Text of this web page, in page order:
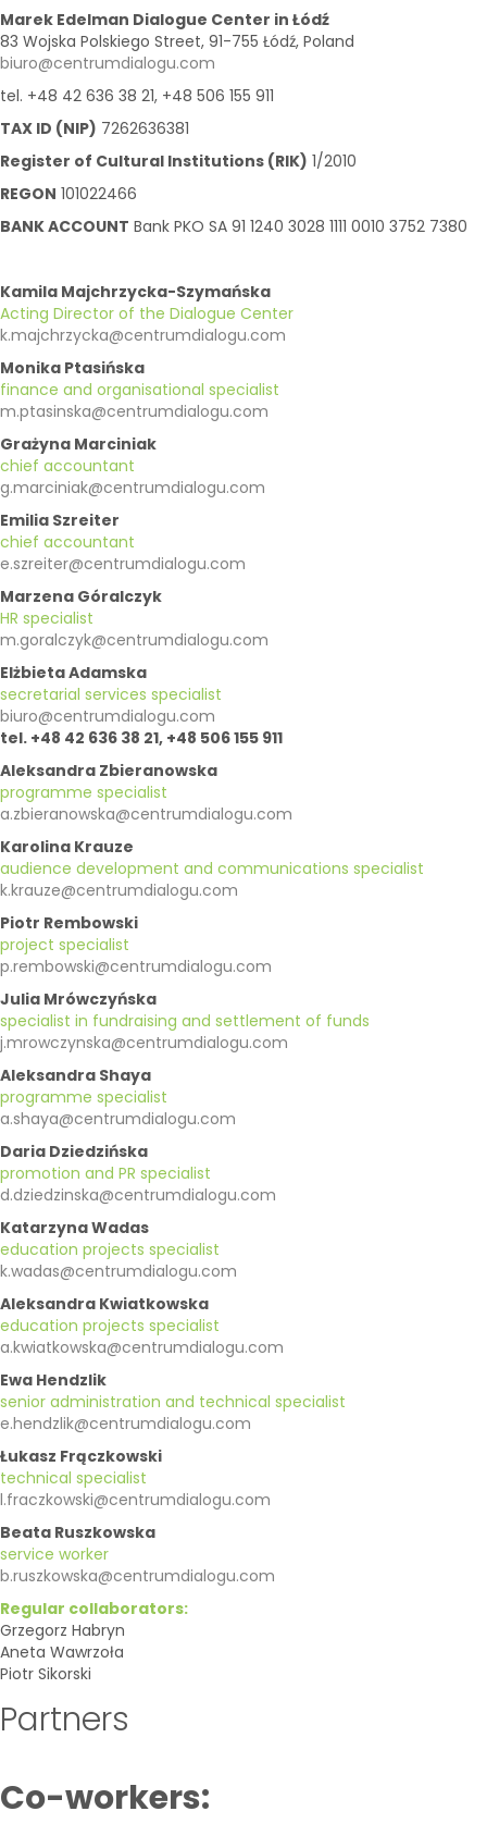
Marek Edelman Dialogue Center in Łódź
83 Wojska Polskiego Street, 91-755 Łódź, Poland
biuro@centrumdialogu.com
tel. +48 42 636 38 21, +48 506 155 911
TAX ID (NIP) 7262636381
Register of Cultural Institutions (RIK) 1/2010
REGON 101022466
BANK ACCOUNT Bank PKO SA 91 1240 3028 1111 0010 3752 7380
Kamila Majchrzycka-Szymańska
Acting Director of the Dialogue Center
k.majchrzycka@centrumdialogu.com
Monika Ptasińska
finance and organisational specialist
m.ptasinska@centrumdialogu.com
Grażyna Marciniak
chief accountant
g.marciniak@centrumdialogu.com
Emilia Szreiter
chief accountant
e.szreiter@centrumdialogu.com
Marzena Góralczyk
HR specialist
m.goralczyk@centrumdialogu.com
Elżbieta Adamska
secretarial services specialist
biuro@centrumdialogu.com
tel. +48 42 636 38 21, +48 506 155 911
Aleksandra Zbieranowska
programme specialist
a.zbieranowska@centrumdialogu.com
Karolina Krauze
audience development and communications specialist
k.krauze@centrumdialogu.com
Piotr Rembowski
project specialist
p.rembowski@centrumdialogu.com
Julia Mrówczyńska
specialist in fundraising and settlement of funds
j.mrowczynska@centrumdialogu.com
Aleksandra Shaya
programme specialist
a.shaya@centrumdialogu.com
Daria Dziedzińska
promotion and PR specialist
d.dziedzinska@centrumdialogu.com
Katarzyna Wadas
education projects specialist
k.wadas@centrumdialogu.com
Aleksandra Kwiatkowska
education projects specialist
a.kwiatkowska@centrumdialogu.com
Ewa Hendzlik
senior administration and technical specialist
e.hendzlik@centrumdialogu.com
Łukasz Frączkowski
technical specialist
l.fraczkowski@centrumdialogu.com
Beata Ruszkowska
service worker
b.ruszkowska@centrumdialogu.com
Regular collaborators:
Grzegorz Habryn
Aneta Wawrzoła
Piotr Sikorski
Partners
Co-workers: